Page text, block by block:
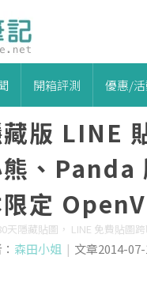
開箱評測 優惠/
藏版 LINE
、Panda
限定
天隱藏貼圖， LINE 免費貼圖
森田小姐 | 文章2014-07-